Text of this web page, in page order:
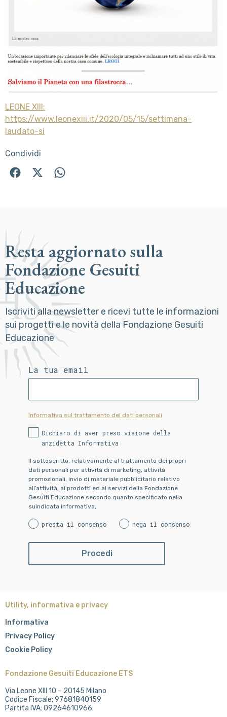
LEONE XIII:
https://www.leonexiii.it/2020/05/15/settimana-
laudato-si
Condividi
Resta aggiornato sulla
Fondazione Gesuiti
Educazione
Iscriviti alla newsletter e ricevi tutte le informazioni
sui progetti e le novità della Fondazione Gesuiti
Educazione
La tua email
Informativa sul trattamento dei dati personali
Dichiaro di aver preso visione della
anzidetta Informativa
Il sottoscritto, relativamente al trattamento dei propri
dati personali per attività di marketing, attività
promozionali, invio di materiale pubblicitario relativo
all’attività, ai prodotti ed ai servizi della Fondazione
Gesuiti Educazione secondo quanto specificato nella
suindicata informativa,
presta il consenso nega il consenso
Utility, informativa e privacy
Informativa
Privacy Policy
Cookie Policy
Fondazione Gesuiti Educazione ETS
Via Leone XIII 10 – 20145 Milano
Codice Fiscale: 97681840159
Partita IVA: 09264610966